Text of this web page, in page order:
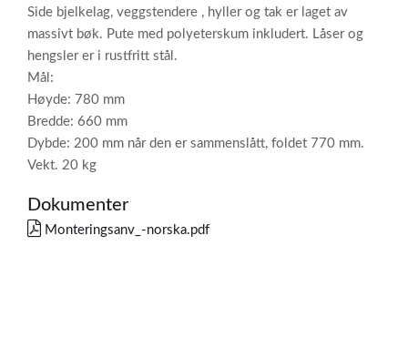
Side bjelkelag, veggstendere , hyller og tak er laget av
massivt bøk. Pute med polyeterskum inkludert. Låser og
hengsler er i rustfritt stål.
Mål:
Høyde: 780 mm
Bredde: 660 mm
Dybde: 200 mm når den er sammenslått, foldet 770 mm.
Vekt. 20 kg
Dokumenter
Monteringsanv_-norska.pdf